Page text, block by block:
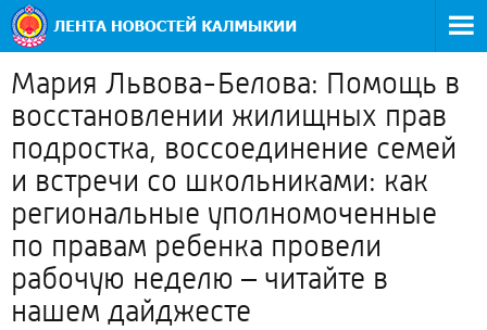
Мария Львова-Белова: Помощь в
восстановлении жилищных прав
подростка, воссоединение семей
и встречи со школьниками: как
региональные уполномоченные
по правам ребенка провели
рабочую неделю – читайте в
нашем дайджесте